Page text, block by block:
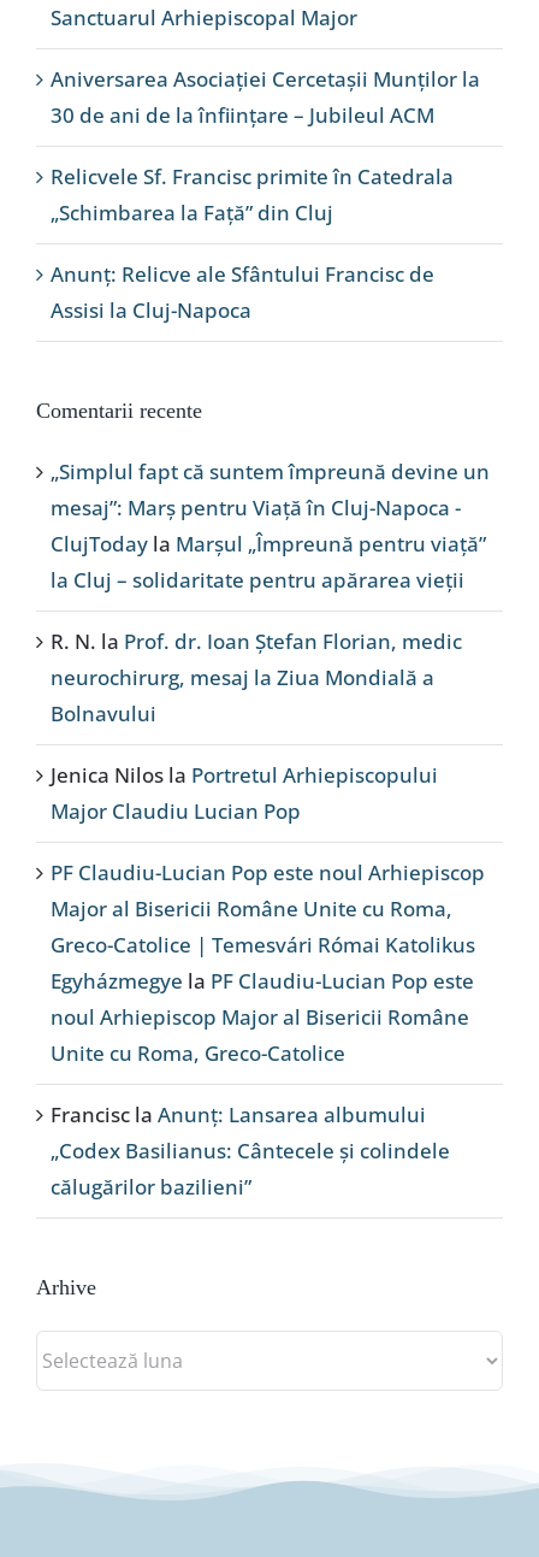
Sanctuarul Arhiepiscopal Major
Aniversarea Asociației Cercetașii Munților la
30 de ani de la înființare – Jubileul ACM
Relicvele Sf. Francisc primite în Catedrala
„Schimbarea la Față” din Cluj
Anunț: Relicve ale Sfântului Francisc de
Assisi la Cluj-Napoca
Comentarii recente
„Simplul fapt că suntem împreună devine un
mesaj”: Marș pentru Viață în Cluj-Napoca -
ClujToday la Marșul „Împreună pentru viață”
la Cluj – solidaritate pentru apărarea vieții
R. N. la Prof. dr. Ioan Ștefan Florian, medic
neurochirurg, mesaj la Ziua Mondială a
Bolnavului
Jenica Nilos la Portretul Arhiepiscopului
Major Claudiu Lucian Pop
PF Claudiu-Lucian Pop este noul Arhiepiscop
Major al Bisericii Române Unite cu Roma,
Greco-Catolice | Temesvári Római Katolikus
Egyházmegye la PF Claudiu-Lucian Pop este
noul Arhiepiscop Major al Bisericii Române
Unite cu Roma, Greco-Catolice
Francisc la Anunț: Lansarea albumului
„Codex Basilianus: Cântecele și colindele
călugărilor bazilieni”
Arhive
Arhive